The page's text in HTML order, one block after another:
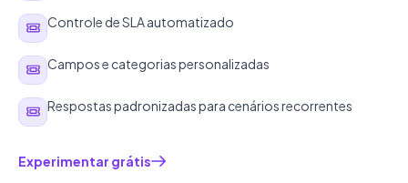
Controle de SLA automatizado
Campos e categorias personalizadas
Respostas padronizadas para cenários recorrentes
Experimentar grátis